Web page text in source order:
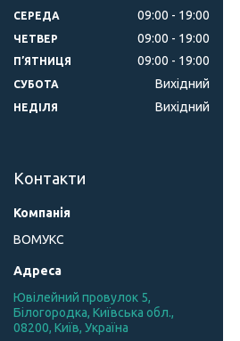
СЕРЕДА 09:00 19:00
ЧЕТВЕР 09:00 19:00
ПʼЯТНИЦЯ 09:00 19:00
СУБОТА Вихідний
НЕДІЛЯ Вихідний
Контакти
ВОМУКС
Ювілейний провулок 5,
Білогородка, Київська обл.,
08200, Київ, Україна